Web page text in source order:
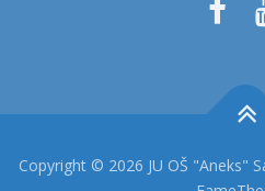
Copyright © 2026 JU OŠ "Aneks"